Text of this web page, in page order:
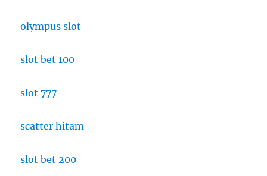
olympus slot
slot bet 100
slot 777
scatter hitam
slot bet 200